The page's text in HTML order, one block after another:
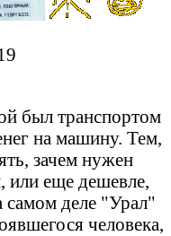
был транспортом
на машину. Тем,
зачем нужен
или еще дешевле,
деле "Урал"
человека,